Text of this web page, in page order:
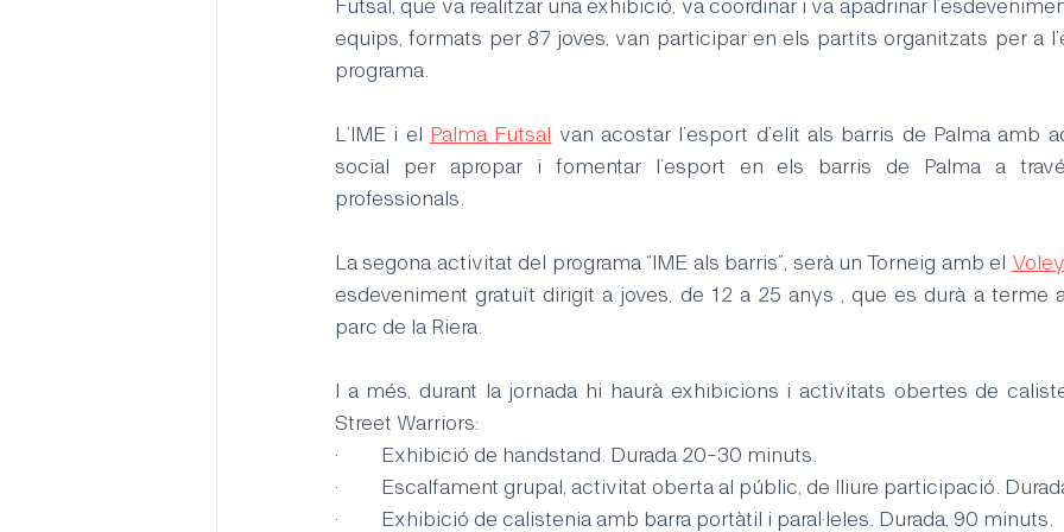
equips, formats per 87 joves, van participar en els partits organitzats per a
programa.
L’IME i el Palma Futsal van acostar l’esport d’elit als barris de Palma amb
social per apropar i fomentar l’esport en els barris de Palma a
professionals.
La segona activitat del programa “IME als barris”, serà un Torneig amb el
esdeveniment gratuït dirigit a joves, de 12 a 25 anys , que es durà a terme
parc de la Riera.
I a més, durant la jornada hi haurà exhibicions i activitats obertes de
Street Warriors:
·         Exhibició de handstand. Durada 20-30 minuts.
·         Escalfament grupal, activitat oberta al públic, de lliure participació.
·         Exhibició de calistenia amb barra portàtil i paral·leles. Durada, 90 minuts.